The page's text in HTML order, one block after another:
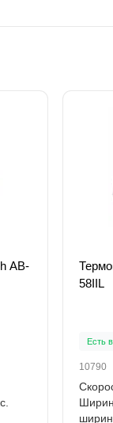
AB-
58IIL
Есть
10790